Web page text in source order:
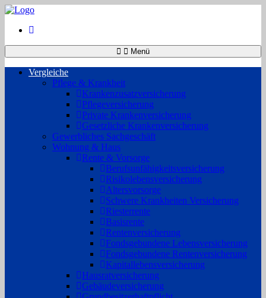
Menü
Vergleiche
Pflege & Krankheit
Krankenzusatzversicherung
Pflegeversicherung
Private Krankenversicherung
Gesetzliche Krankenversicherung
Gewerbliches Sachgeschäft
Wohnung & Haus
Rente & Vorsorge
Berufs­unfähigkeitsversicherung
Risikolebensversicherung
Altersvorsorge
Schwere Krankheiten Versicherung
Riesterrente
Basisrente
Rentenversicherung
Fondsgebundene Lebensversicherung
Fondsgebundene Rentenversicherung
Kapitallebensversicherung
Hausratversicherung
Gebäudeversicherung